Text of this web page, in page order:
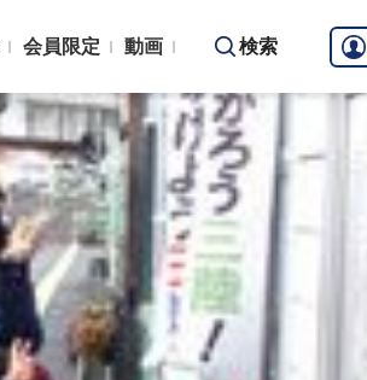
会員限定 動画 検索